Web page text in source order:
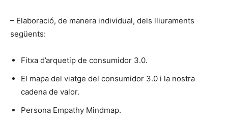
– Elaboració, de manera individual, dels lliuraments
següents:
Fitxa d’arquetip de consumidor 3.0.
El mapa del viatge del consumidor 3.0 i la nostra
cadena de valor.
Persona Empathy Mindmap.